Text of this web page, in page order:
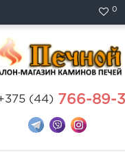
0
(44) 766-89-